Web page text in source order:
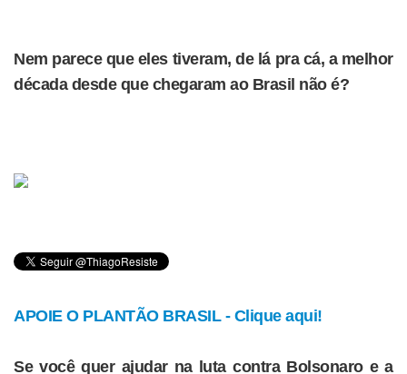
Nem parece que eles tiveram, de lá pra cá, a melhor
década desde que chegaram ao Brasil não é?
APOIE O PLANTÃO BRASIL - Clique aqui!
Se você quer ajudar na luta contra Bolsonaro e a